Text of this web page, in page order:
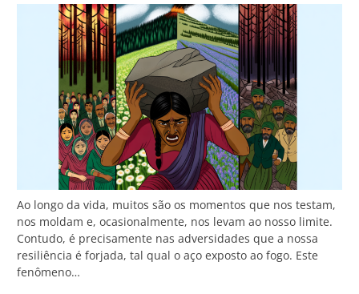
Ao longo da vida, muitos são os momentos que nos testam,
nos moldam e, ocasionalmente, nos levam ao nosso limite.
Contudo, é precisamente nas adversidades que a nossa
resiliência é forjada, tal qual o aço exposto ao fogo. Este
fenômeno…